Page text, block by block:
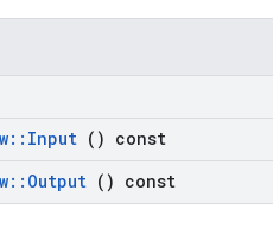
:: Input () const
:: Output () const